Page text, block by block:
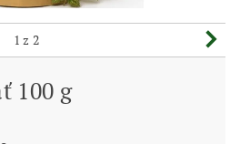
1 z 2
100 g